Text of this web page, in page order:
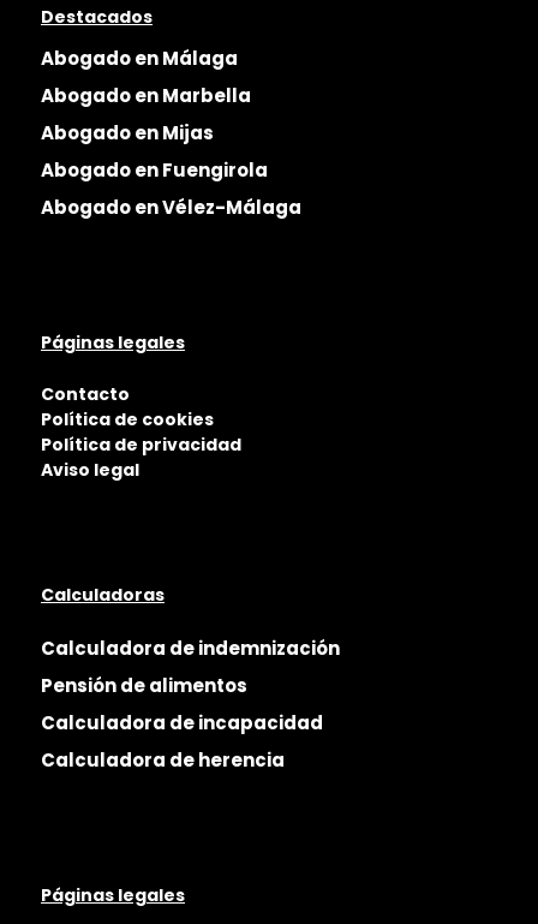
Destacados
Abogado en Málaga
Abogado en Marbella
Abogado en Mijas
Abogado en Fuengirola
Abogado en Vélez-Málaga
Páginas legales
Contacto
Política de cookies
Política de privacidad
Aviso legal
Calculadoras
Calculadora de indemnización
Pensión de alimentos
Calculadora de incapacidad
Calculadora de herencia
Páginas legales